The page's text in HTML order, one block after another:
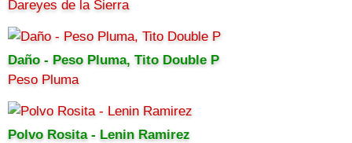
Dareyes de la Sierra
Daño - Peso Pluma, Tito Double P
Peso Pluma
Polvo Rosita - Lenin Ramirez